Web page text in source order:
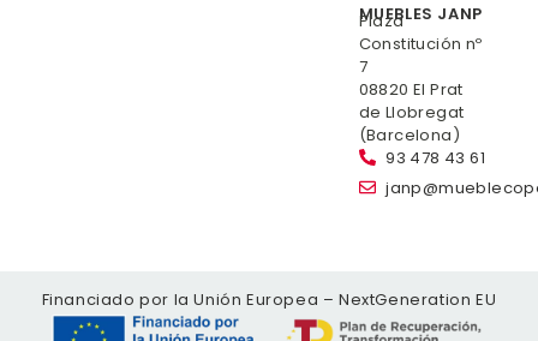
MUEBLES JANP
Plaza
Constitución nº
7
08820 El Prat
de Llobregat
(Barcelona)
93 478 43 61
Financiado por la Unión Europea – NextGeneration EU